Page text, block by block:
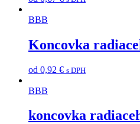
BBB
Koncovka
od 0,92 € s DPH
BBB
koncovka